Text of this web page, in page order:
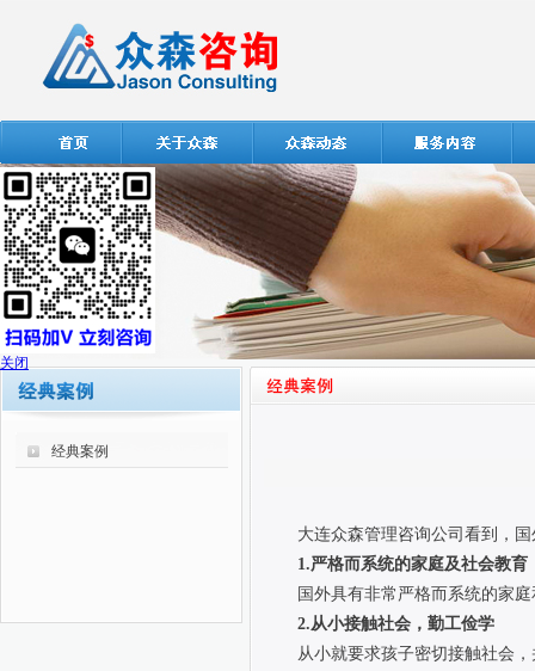
经典案例
大连众森管理咨询公司看到，
1.严格而系统的家庭及社会教育
国外具有非常严格而系统的家
2.从小接触社会，勤工俭学
从小就要求孩子密切接触社会
关闭